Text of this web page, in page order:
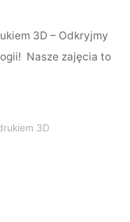
3D – Odkryjmy
Nasze zajęcia to
3D